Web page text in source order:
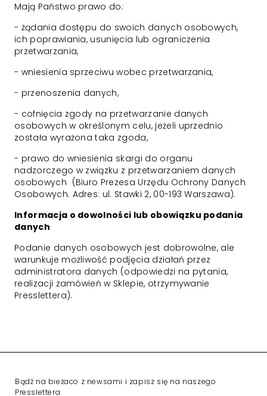
Mają Państwo prawo do:
- żądania dostępu do swoich danych osobowych,
ich poprawiania, usunięcia lub ograniczenia
przetwarzania,
- wniesienia sprzeciwu wobec przetwarzania,
- przenoszenia danych,
- cofnięcia zgody na przetwarzanie danych
osobowych w określonym celu, jeżeli uprzednio
została wyrażona taka zgoda,
- prawo do wniesienia skargi do organu
nadzorczego w związku z przetwarzaniem danych
osobowych (Biuro Prezesa Urzędu Ochrony Danych
Osobowych. Adres: ul. Stawki 2, 00-193 Warszawa).
Informacja o dowolności lub obowiązku podania
danych
Podanie danych osobowych jest dobrowolne, ale
warunkuje możliwość podjęcia działań przez
administratora danych (odpowiedzi na pytania,
realizacji zamówień w Sklepie, otrzymywanie
Presslettera).
Bądź na bieżaco z newsami i zapisz się na naszego
Presslettera